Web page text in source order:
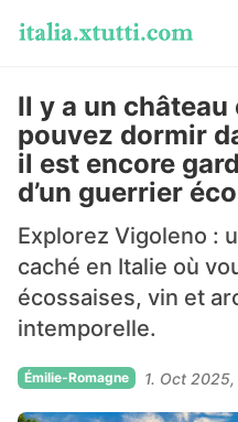
Il y a un
pouvez dormir
il est encore
d’un guerrier
Explorez Vigoleno :
caché en Italie où
écossaises, vin et
intemporelle.
Émilie-Romagne 1. Oct 2025